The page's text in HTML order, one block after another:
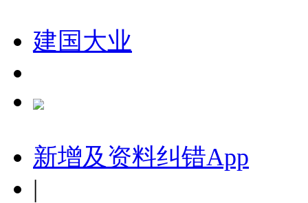
建国大业
新增及资料纠错App
|